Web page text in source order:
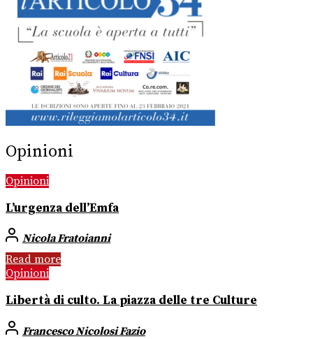
Opinioni
Opinioni
L’urgenza dell’Emfa
Nicola Fratoianni
Read more
Opinioni
Libertà di culto. La piazza delle tre Culture
Francesco Nicolosi Fazio